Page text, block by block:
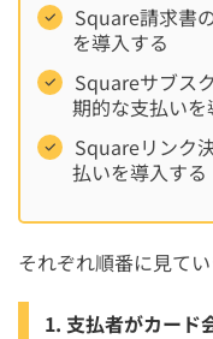
Square請求書
を導入する
Squareサブス
期的な支払いを
Squareリンク
払いを導入する
それぞれ順番に見てい
1. 支払者がカード